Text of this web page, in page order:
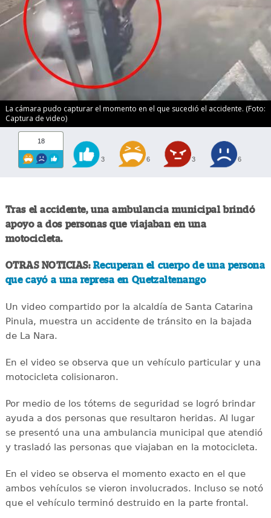
La cámara pudo capturar el momento en el que sucedió el accidente. (Foto:
Captura de video)
18
3 6 3 6
Tras el accidente, una ambulancia municipal brindó
apoyo a dos personas que viajaban en una
motocicleta.
OTRAS NOTICIAS: Recuperan el cuerpo de una persona
que cayó a una represa en Quetzaltenango
Un video compartido por la alcaldía de Santa Catarina
Pinula, muestra un accidente de tránsito en la bajada
de La Nara.
En el video se observa que un vehículo particular y una
motocicleta colisionaron.
Por medio de los tótems de seguridad se logró brindar
ayuda a dos personas que resultaron heridas. Al lugar
se presentó una una ambulancia municipal que atendió
y trasladó las personas que viajaban en la motocicleta.
En el video se observa el momento exacto en el que
ambos vehículos se vieron involucrados. Incluso se notó
que el vehículo terminó destruido en la parte frontal.